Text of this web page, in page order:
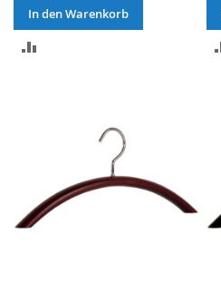
In den Warenkorb